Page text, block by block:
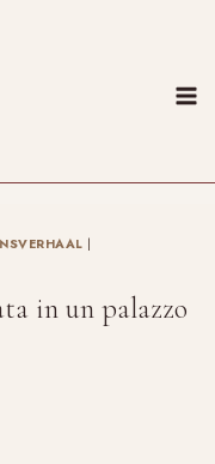
|
in un palazzo